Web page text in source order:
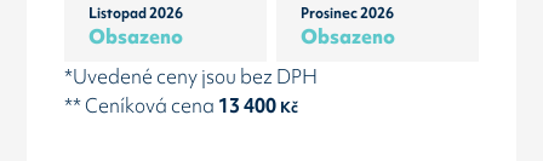
Listopad 2026
Obsazeno
Prosinec 2026
Obsazeno
*Uvedené ceny jsou bez DPH
** Ceníková cena 13 400Kč